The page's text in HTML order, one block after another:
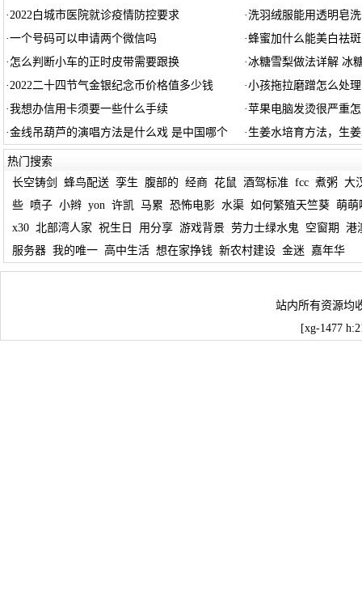
·2022白城市医院就诊疫情防控要求 · 洗羽绒服能用透明皂
·一个号码可以申请两个微信吗 ·蜂蜜加什么能美白祛
· 怎么判断小车的正时皮带需要跟换 ·冰糖雪梨做法详解 冰
·2022二十四节气金银纪念币价格值多少钱 ·小孩拖拉磨蹭怎么处
·我想办信用卡须要一些什么手续 ·苹果电脑发烫很严重
·金线吊葫芦的演唱方法是什么戏 是中国哪个 · 生姜水培育方法，生
热门搜索
长空铸剑
蜂鸟配送 孪生 腹部的 经商 花鼠 酒驾标准 fcc 煮粥 大
些
喷子 小辫 yon 许凯 马累 恐怖电影 水渠 如何繁殖天竺葵
萌萌
x30 北部湾人家 祝生日 用分享 游戏背景 劳力士绿水鬼 空窗期
港
服务器 我的唯一 高中生活 想在家挣钱 新农村建设 金迷 嘉年华
站内所有资源均
[xg-1477